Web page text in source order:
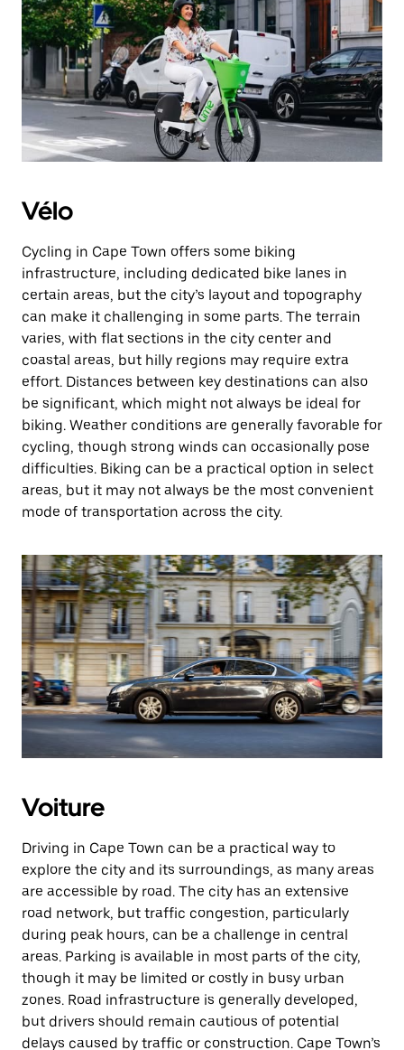
Vélo
Cycling in Cape Town offers some biking
infrastructure, including dedicated bike lanes in
certain areas, but the city’s layout and topography
can make it challenging in some parts. The terrain
varies, with flat sections in the city center and
coastal areas, but hilly regions may require extra
effort. Distances between key destinations can also
be significant, which might not always be ideal for
biking. Weather conditions are generally favorable for
cycling, though strong winds can occasionally pose
difficulties. Biking can be a practical option in select
areas, but it may not always be the most convenient
mode of transportation across the city.
Voiture
Driving in Cape Town can be a practical way to
explore the city and its surroundings, as many areas
are accessible by road. The city has an extensive
road network, but traffic congestion, particularly
during peak hours, can be a challenge in central
areas. Parking is available in most parts of the city,
though it may be limited or costly in busy urban
zones. Road infrastructure is generally developed,
but drivers should remain cautious of potential
delays caused by traffic or construction. Cape Town’s